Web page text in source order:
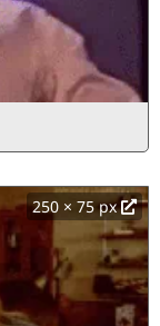
250 × 75 px